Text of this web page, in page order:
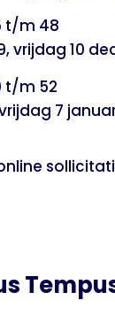
t/m 48
vrijdag 10
t/m 52
7